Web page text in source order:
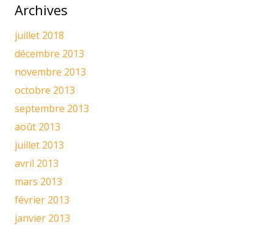
Archives
juillet 2018
décembre 2013
novembre 2013
octobre 2013
septembre 2013
août 2013
juillet 2013
avril 2013
mars 2013
février 2013
janvier 2013